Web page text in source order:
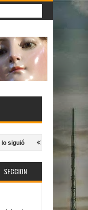
Hijo, tus pecados te
SECCION